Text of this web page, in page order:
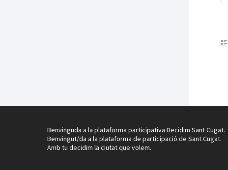
Benvinguda a la plataforma participativa Decidim Sant Cugat.
Benvingut/da a la plataforma de participació de Sant Cugat.
Amb tu decidim la ciutat que volem.